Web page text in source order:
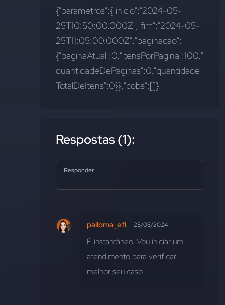
{"parametros":{"inicio":"2024-05-
25T10:50:00.000Z","fim":"2024-05-
25T11:05:00.000Z","paginacao":
{"paginaAtual":0,"itensPorPagina":100,"
quantidadeDePaginas":0,"quantidade
TotalDeItens":0}},"cobs":[]}
Respostas (1):
Responder
palloma_efi 25/05/2024
É instantâneo. Vou iniciar um
atendimento para verificar
melhor seu caso.